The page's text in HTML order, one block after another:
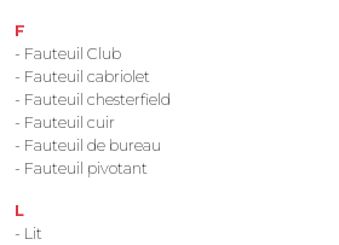
F
- Fauteuil Club
- Fauteuil cabriolet
- Fauteuil chesterfield
- Fauteuil cuir
- Fauteuil de bureau
- Fauteuil pivotant
L
- Lit